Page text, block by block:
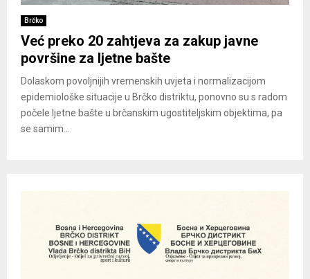
Brčko
Već preko 20 zahtjeva za zakup javne
površine za ljetne bašte
Dolaskom povoljnijih vremenskih uvjeta i normalizacijom
epidemiološke situacije u Brčko distriktu, ponovno su s radom
počele ljetne bašte u brčanskim ugostiteljskim objektima, pa
se samim...